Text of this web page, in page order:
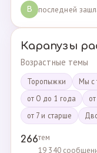
B последней
Карапузы
Возрастные темы
Торопыжки
Мы с
от О до 1 года
от 7 и старше
266тем
19 340